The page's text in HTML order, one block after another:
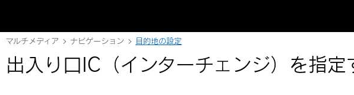
マルチメディア ナビゲーション 目的地の設定
出入り口IC（インターチェンジ）を指定